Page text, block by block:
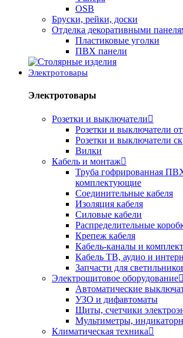
OSB
Бруски, рейки, доски
Отделка декоративными
Пластиковые уголки
ПВХ панели
Электротовары
Электротовары
Розетки и выключатели
Розетки и выключатели
Розетки и выключатели
Вилки
Кабель и монтаж
Труба гофрированная
комплектующие
Соединительные кабеля
Изоляция кабеля
Силовые кабели
Распределительные
Крепеж кабеля
Кабель-каналы и
Кабель ТВ, аудио и
Запчасти для
Электрощитовое оборудование
Автоматические
УЗО и дифавтоматы
Щиты, счетчики
Мультиметры,
Климатическая техника